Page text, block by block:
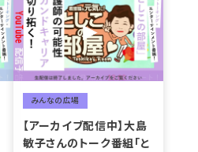
みんなの広場
【アーカイブ配信中】大島
敏子さんのトーク番組「と